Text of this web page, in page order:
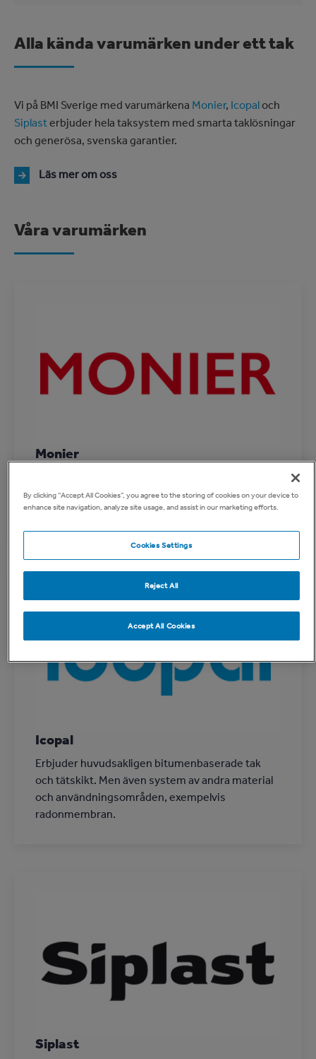
Alla kända varumärken under ett tak
Vi på BMI Sverige med varumärkena Monier, Icopaloch
Siplasterbjuder hela taksystem med smarta taklösningar
och generösa, svenska garantier.
Läs mer om oss
Våra varumärken
Monier
och betong, tillsammans med
underlagsprodukter och taksäkerhet.
Icopal
Erbjuder huvudsakligen bitumenbaserade tak
och tätskikt. Men även system av andra material
och användningsområden, exempelvis
radonmembran.
Siplast
By clicking “Accept All Cookies”, you agree to the storing of cookies on your device to
enhance site navigation, analyze site usage, and assist in our marketing efforts.
Cookies Settings
Reject All
Accept All Cookies